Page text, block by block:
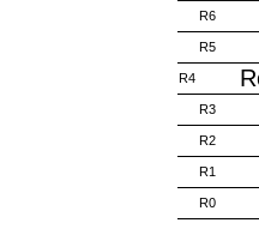
R6
R5
R4
R3
R2
R1
R0